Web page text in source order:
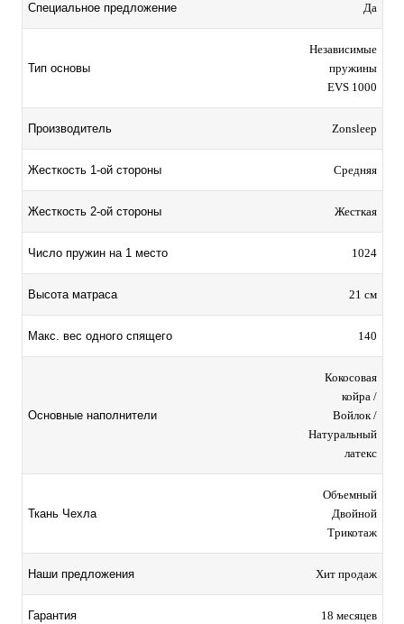
Специальное предложение Да
Тип основы
Независимые
пружины
EVS 1000
Производитель Zonsleep
Жесткость 1-ой стороны Средняя
Жесткость 2-ой стороны Жесткая
Число пружин на 1 место 1024
Высота матраса 21 см
Макс. вес одного спящего 140
Основные наполнители
Кокосовая
койра /
Войлoк /
Натуральный
латекс
Ткань Чехла
Объемный
Двойной
Трикотаж
Наши предложения Хит продаж
Гарантия 18 месяцев